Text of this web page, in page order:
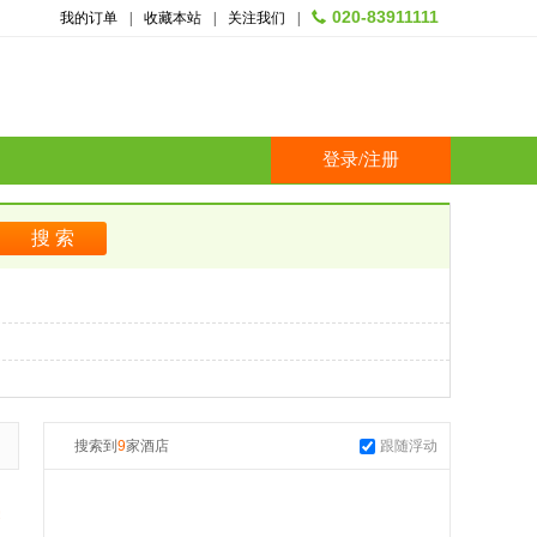
我的订单 收藏本站 关注我们 020-83911111
登录/注册
搜索到 9家酒店 跟随浮动